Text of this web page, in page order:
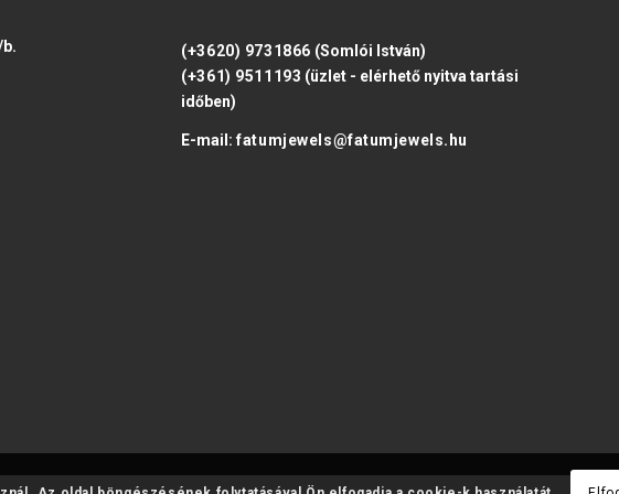
(+3620) 9731866 (Somlói István)
(+361) 9511193 (üzlet - elérhető nyitva tartási
időben)
E-mail:fatumjewels@fatumjewels.hu